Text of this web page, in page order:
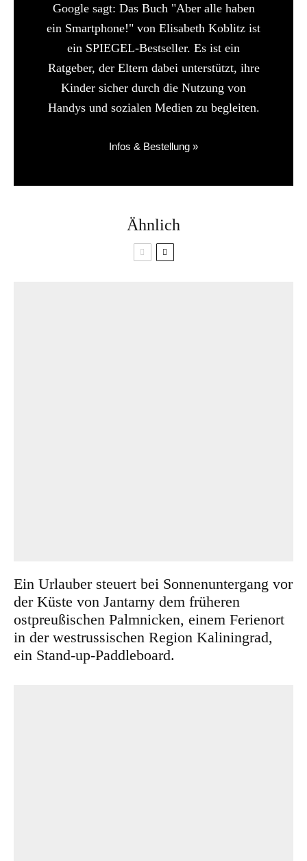
Google sagt: Das Buch "Aber alle haben
ein Smartphone!" von Elisabeth Koblitz ist
ein SPIEGEL-Bestseller. Es ist ein
Ratgeber, der Eltern dabei unterstützt, ihre
Kinder sicher durch die Nutzung von
Handys und sozialen Medien zu begleiten.
Infos & Bestellung »
Ähnlich
Ein Urlauber steuert bei Sonnenuntergang vor
der Küste von Jantarny dem früheren
ostpreußischen Palmnicken, einem Ferienort
in der westrussischen Region Kaliningrad,
ein Stand-up-Paddleboard.